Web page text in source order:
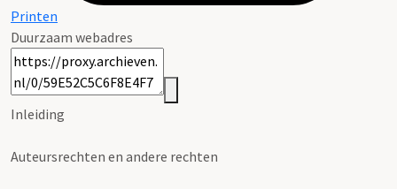
Printen
Duurzaam webadres
Inleiding
Auteursrechten en andere rechten